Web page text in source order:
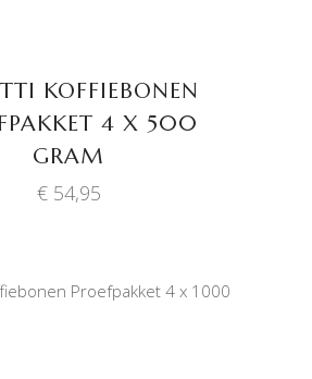
KOFFIEBONEN
4 X 500
GRAM
€54,95